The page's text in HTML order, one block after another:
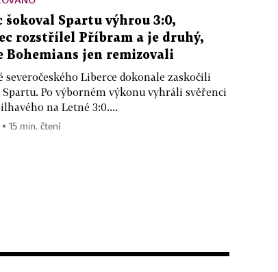
šokoval Spartu výhrou 3:0,
rozstřílel Příbram a je druhý,
Bohemians jen remizovali
severočeského Liberce dokonale zaskočili
Spartu. Po výborném výkonu vyhráli svěřenci
na Letné 3:0....
▪ 15 min. čtení